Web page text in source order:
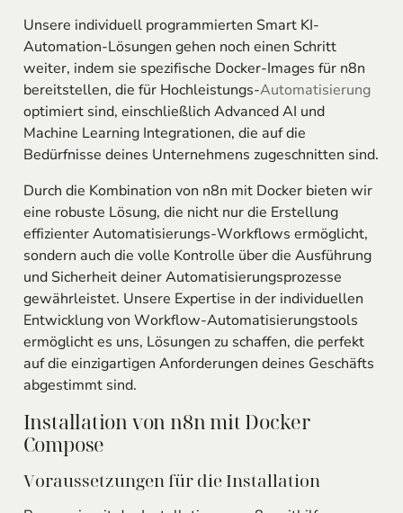
Unsere individuell programmierten Smart KI-
Automation-Lösungen gehen noch einen Schritt
weiter, indem sie spezifische Docker-Images für n8n
bereitstellen, die für Hochleistungs-Automatisierung
optimiert sind, einschließlich Advanced AI und
Machine Learning Integrationen, die auf die
Bedürfnisse deines Unternehmens zugeschnitten sind.
Durch die Kombination von n8n mit Docker bieten wir
eine robuste Lösung, die nicht nur die Erstellung
effizienter Automatisierungs-Workflows ermöglicht,
sondern auch die volle Kontrolle über die Ausführung
und Sicherheit deiner Automatisierungsprozesse
gewährleistet. Unsere Expertise in der individuellen
Entwicklung von Workflow-Automatisierungstools
ermöglicht es uns, Lösungen zu schaffen, die perfekt
auf die einzigartigen Anforderungen deines Geschäfts
abgestimmt sind.
Installation von n8n mit Docker
Compose
Voraussetzungen für die Installation